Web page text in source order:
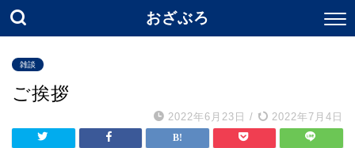
おざぶろ
雑談
ご挨拶
2022年6月23日 / 2022年7月4日